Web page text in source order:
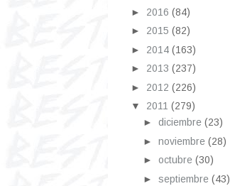
► 2016 (84)
► 2015 (82)
► 2014 (163)
► 2013 (237)
► 2012 (226)
▼ 2011 (279)
► diciembre (23)
► noviembre (28)
► octubre (30)
► septiembre (43)